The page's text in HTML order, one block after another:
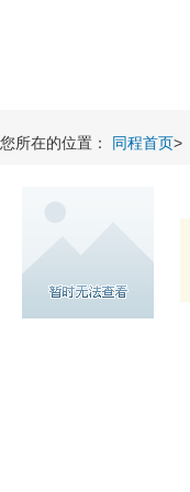
您所在的位置： 同程首页>